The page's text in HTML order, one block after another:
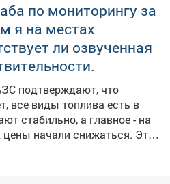
по мониторингу за
я на местах
ли озвученная
подтверждают, что
все виды топлива есть в
стабильно, а главное - на
начали снижаться. Это
остается на контроле -
с оптовиками, розничными